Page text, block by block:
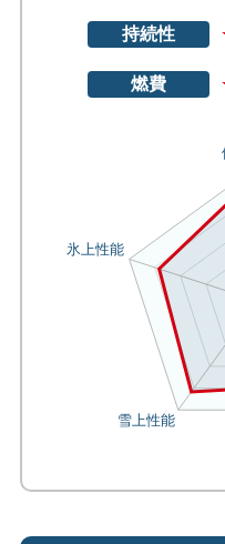
持続性
燃費